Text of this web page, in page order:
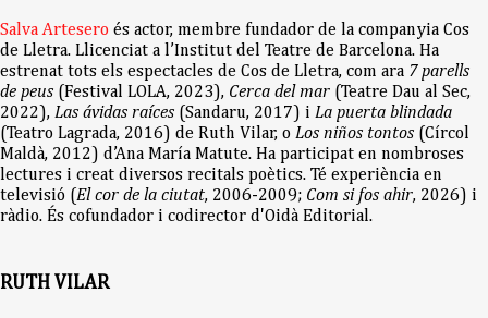
Salva Artesero és actor, membre fundador de la companyia Cos
de Lletra. Llicenciat a l’Institut del Teatre de Barcelona. Ha
estrenat tots els espectacles de Cos de Lletra, com ara 7 parells
de peus (Festival LOLA, 2023), Cerca del mar (Teatre Dau al Sec,
2022), Las ávidas raíces (Sandaru, 2017) i La puerta blindada
(Teatro Lagrada, 2016) de Ruth Vilar, o Los niños tontos (Círcol
Maldà, 2012) d’Ana María Matute. Ha participat en nombroses
lectures i creat diversos recitals poètics. Té experiència en
televisió (El cor de la ciutat, 2006-2009; Com si fos ahir, 2026) i
ràdio. És cofundador i codirector d'Oidà Editorial.
RUTH VILAR